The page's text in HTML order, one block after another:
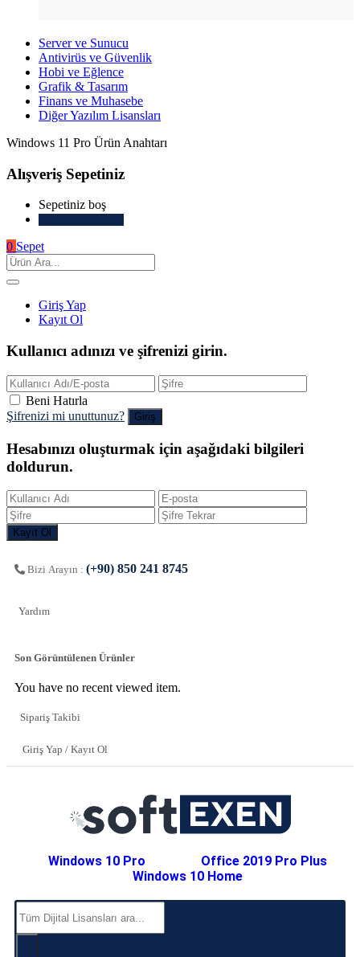
Server ve Sunucu
Antivirüs ve Güvenlik
Hobi ve Eğlence
Grafik & Tasarım
Finans ve Muhasebe
Diğer Yazılım Lisansları
Windows 11 Pro Ürün Anahtarı
Alışveriş Sepetiniz
Sepetiniz boş
0 Sepet
Giriş Yap
Kayıt Ol
Kullanıcı adınızı ve şifrenizi girin.
Beni Hatırla
Şifrenizi mi unuttunuz?
Hesabınızı oluşturmak için aşağıdaki bilgileri
doldurun.
Bizi Arayın : (+90) 850 241 8745
Yardım
Son Görüntülenen Ürünler
You have no recent viewed item.
Sipariş Takibi
Giriş Yap / Kayıt Ol
Windows 10 Pro
Office 2019 Pro Plus
Windows 10 Home